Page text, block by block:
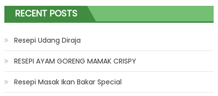
RECENT POSTS
Resepi Udang Diraja
RESEPI AYAM GORENG MAMAK CRISPY
Resepi Masak Ikan Bakar Special